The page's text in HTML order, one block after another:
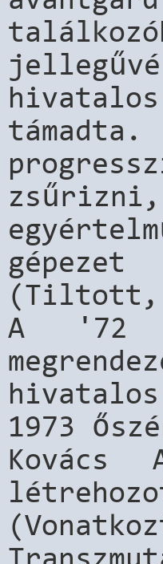
(Tiltott,
A '72
1973